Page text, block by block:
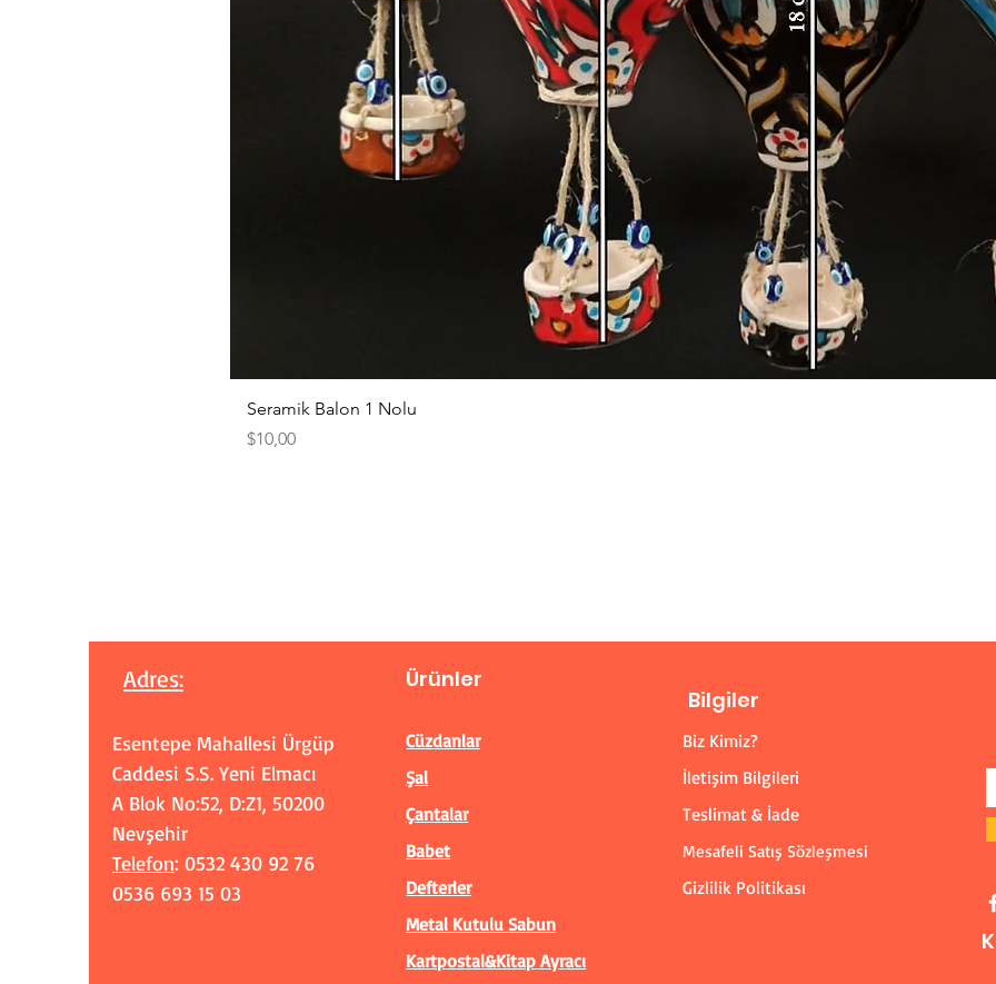
Seramik Balon 1 Nolu
Fiyat
$10,00
Adres:
Esentepe Mahallesi Ürgüp
Caddesi S.S. Yeni Elmacı
A Blok No:52, D:Z1, 50200
Nevşehir
Telefon: 0532 430 92 76
0536 693 15 03
Ürünler
Cüzdanlar
Şal
Çantalar
Babet
Defterler
Metal Kutulu Sabun
Kartpostal&Kitap Ayracı
Bilgiler
Biz Kimiz?
İletişim Bilgileri
Teslimat & İade
Mesafeli Satış Sözleşmesi
Gizlilik Politikası